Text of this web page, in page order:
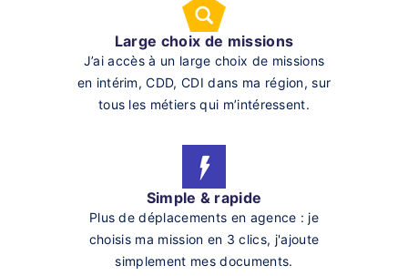
Large choix de missions
J’ai accès à un large choix de missions
en intérim, CDD, CDI dans ma région, sur
tous les métiers qui m’intéressent.
Simple & rapide
Plus de déplacements en agence : je
choisis ma mission en 3 clics, j'ajoute
simplement mes documents.